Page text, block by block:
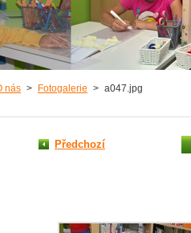
nás > Fotogalerie > a047.jpg
Předchozí